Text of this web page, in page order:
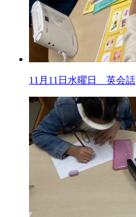
11月11日水曜日 英会話